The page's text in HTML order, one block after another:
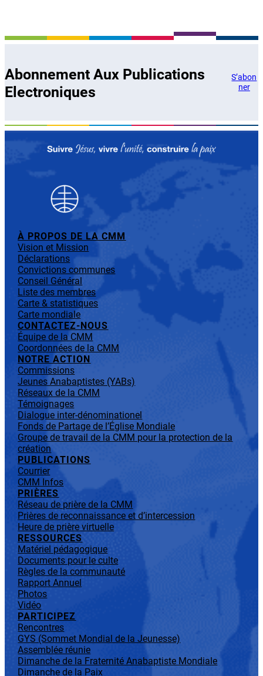
Abonnement Aux Publications
Electroniques
S’abon
ner
À PROPOS DE LA CMM
Vision et Mission
Déclarations
Convictions communes
Conseil Général
Liste des membres
Carte & statistiques
Carte mondiale
CONTACTEZ-NOUS
Équipe de la CMM
Coordonnées de la CMM
NOTRE ACTION
Commissions
Jeunes Anabaptistes (YABs)
Réseaux de la CMM
Témoignages
Dialogue inter-dénominationel
Fonds de Partage de l’Église Mondiale
Groupe de travail de la CMM pour la protection de la
création
PUBLICATIONS
Courrier
CMM Infos
PRIÈRES
Réseau de prière de la CMM
Prières de reconnaissance et d’intercession
Heure de prière virtuelle
RESSOURCES
Matériel pédagogique
Documents pour le culte
Règles de la communauté
Rapport Annuel
Photos
Vidéo
PARTICIPEZ
Rencontres
GYS (Sommet Mondial de la Jeunesse)
Assemblée réunie
Dimanche de la Fraternité Anabaptiste Mondiale
Dimanche de la Paix